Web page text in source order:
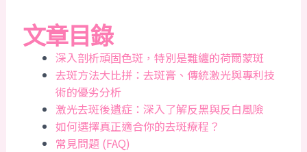
文章目錄
深入剖析頑固色斑，特別是難纏的荷爾蒙斑
去斑方法大比拼：去斑膏、傳統激光與專利技
術的優劣分析
激光去斑後遺症：深入了解反黑與反白風險
如何選擇真正適合你的去斑療程？
常見問題 (FAQ)